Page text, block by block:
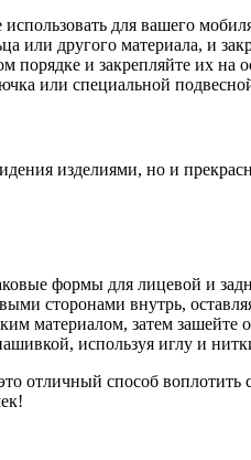
для вашего
или другого материала, и
и закрепляйте их на
или специальной
изделиями, но и
формы для лицевой и
сторонами внутрь,
материалом, затем зашейте
используя иглу и
отличный способ